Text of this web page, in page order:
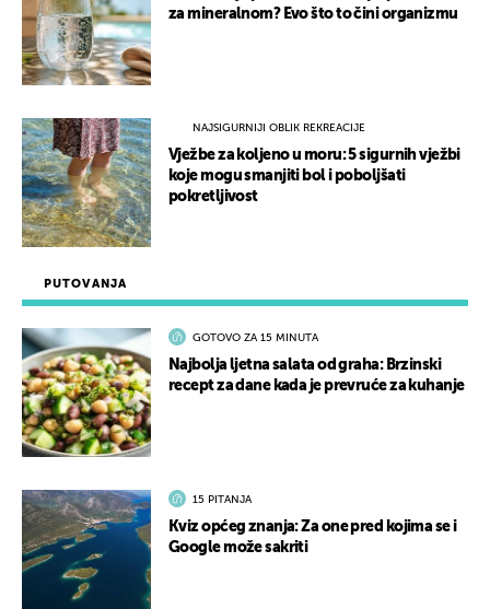
PUTOVANJA
GOTOVO ZA 15 MINUTA
Najbolja ljetna salata od graha: Brzinski
recept za dane kada je prevruće za kuhanje
15 PITANJA
Kviz općeg znanja: Za one pred kojima se i
Google može sakriti
za mineralnom? Evo što to čini organizmu
NAJSIGURNIJI OBLIK REKREACIJE
Vježbe za koljeno u moru: 5 sigurnih vježbi
koje mogu smanjiti bol i poboljšati
pokretljivost